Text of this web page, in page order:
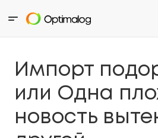
Импорт
или Одна
новость